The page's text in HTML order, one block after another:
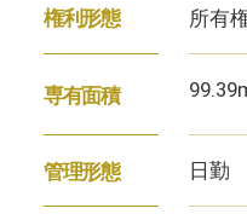
権利形態 所有
専有面積
管理形態 日勤